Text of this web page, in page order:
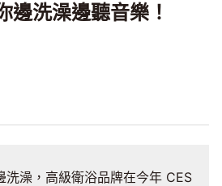
邊洗澡邊聽音樂！
洗澡，高級衛浴品牌在今年 CES